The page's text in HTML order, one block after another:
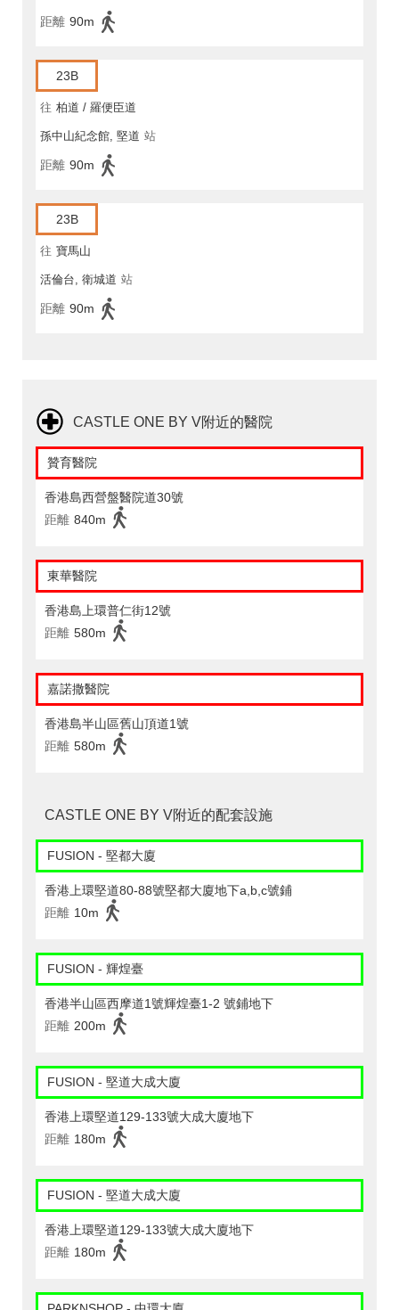
距離 90m
23B
往 柏道 / 羅便臣道
孫中山紀念館, 堅道 站
距離 90m
23B
往 寶馬山
活倫台, 衛城道 站
距離 90m
CASTLE ONE BY V附近的醫院
贊育醫院
香港島西營盤醫院道30號
距離 840m
東華醫院
香港島上環普仁街12號
距離 580m
嘉諾撒醫院
香港島半山區舊山頂道1號
距離 580m
CASTLE ONE BY V附近的配套設施
FUSION - 堅都大廈
香港上環堅道80-88號堅都大廈地下a,b,c號鋪
距離 10m
FUSION - 輝煌臺
香港半山區西摩道1號輝煌臺1-2 號鋪地下
距離 200m
FUSION - 堅道大成大廈
香港上環堅道129-133號大成大廈地下
距離 180m
FUSION - 堅道大成大廈
香港上環堅道129-133號大成大廈地下
距離 180m